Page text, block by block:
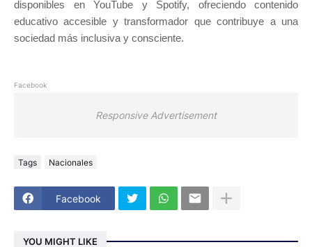
disponibles en YouTube y Spotify, ofreciendo contenido
educativo accesible y transformador que contribuye a una
sociedad más inclusiva y consciente.
Facebook
Responsive Advertisement
Tags Nacionales
Facebook
YOU MIGHT LIKE